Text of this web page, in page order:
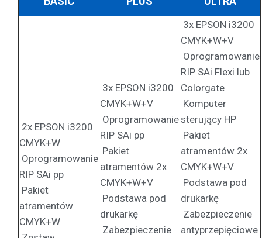
2x EPSON i3200
CMYK+W
Oprogramowanie
RIP SAi pp
Pakiet
atramentów
CMYK+W
3x EPSON i3200
CMYK+W+V
Oprogramowanie
RIP SAi pp
Pakiet
atramentów 2x
CMYK+W+V
Podstawa pod
drukarkę
Zabezpieczenie
3x EPSON i3200
CMYK+W+V
Oprogramowanie
RIP SAi Flexi lub
Colorgate
Komputer
sterujący HP
Pakiet
atramentów 2x
CMYK+W+V
Podstawa pod
drukarkę
Zabezpieczenie
antyprzepięciowe